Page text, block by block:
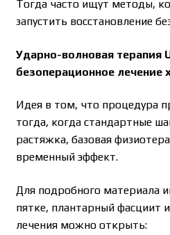
Тогда часто ищут методы,
запустить восстановление
Ударно-волновая терапия
безоперационное лечение
Идея в том, что процедура
тогда, когда стандартные
растяжка, базовая
временный эффект.
Для подробного материала
пятке, плантарный фасциит
лечения можно открыть: